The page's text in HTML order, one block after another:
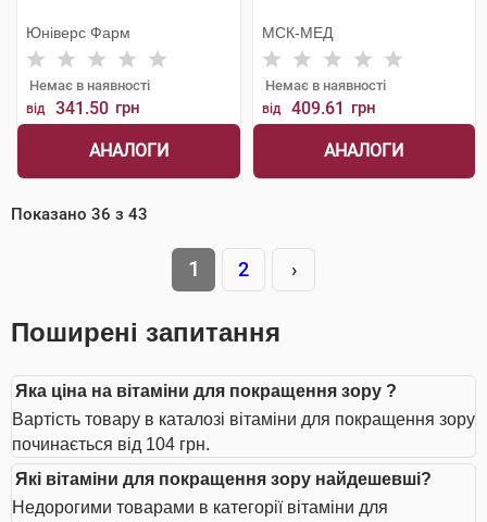
Юніверс Фарм
Немає в наявності
від 341.50 грн
АНАЛОГИ
МСК-МЕД
Немає в наявності
від 409.61 грн
АНАЛОГИ
Показано 36 з 43
1 2 ›
Поширені запитання
Яка ціна на вітаміни для покращення зору ?
Вартість товару в каталозі вітаміни для покращення зору
починається від 104 грн.
Які вітаміни для покращення зору найдешевші?
Недорогими товарами в категорії вітаміни для